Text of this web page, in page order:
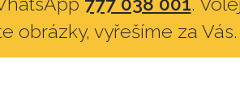
obrázky, vyřešíme za Vás.